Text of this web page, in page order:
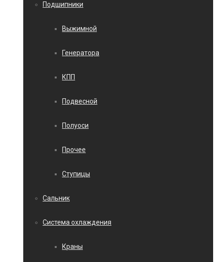
Подшипники
Выжимной
Генератора
КПП
Подвесной
Полуоси
Прочее
Ступицы
Сальник
Система охлаждения
Краны